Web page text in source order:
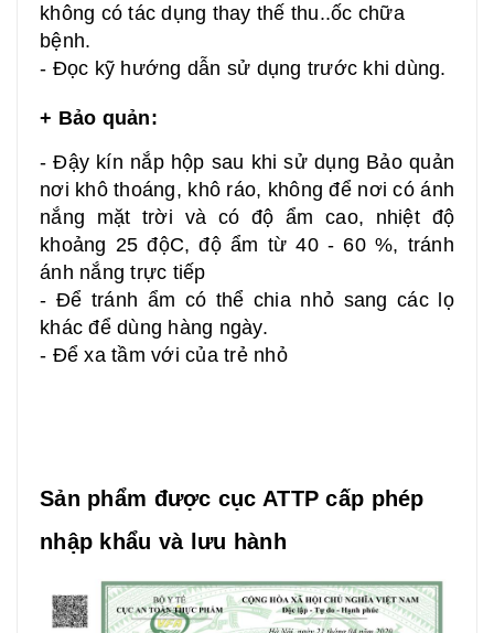
không có tác dụng thay thế thu..ốc chữa
bệnh.
- Đọc kỹ hướng dẫn sử dụng trước khi dùng.
+ Bảo quản:
- Đậy kín nắp hộp sau khi sử dụng Bảo quản
nơi khô thoáng, khô ráo, không để nơi có ánh
nắng mặt trời và có độ ẩm cao, nhiệt độ
khoảng 25 độC, độ ẩm từ 40 - 60 %, tránh
ánh nắng trực tiếp
- Để tránh ẩm có thể chia nhỏ sang các lọ
khác để dùng hàng ngày.
- Để xa tầm với của trẻ nhỏ
Sản phẩm được cục ATTP cấp phép
nhập khẩu và lưu hành